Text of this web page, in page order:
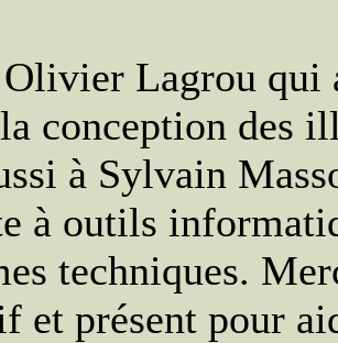
Lagrou qui
conception des
à Sylvain
à outils
techniques.
et présent pour